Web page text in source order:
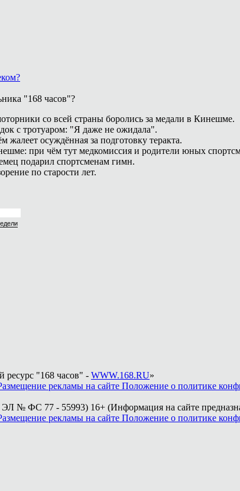
"168 часов"?
со всей страны боролись за медали в Кинешме.
с тротуаром: "Я даже не ожидала".
осуждённая за подготовку теракта.
при чём тут медкомиссия и родители юных
подарил спортсменам гимн.
по старости лет.
ресурс "168 часов" - WWW.168.RU»
рекламы на сайте Положение о политике
ЭЛ № ФС 77 - 55993) 16+ (Информация на сайте
рекламы на сайте Положение о политике